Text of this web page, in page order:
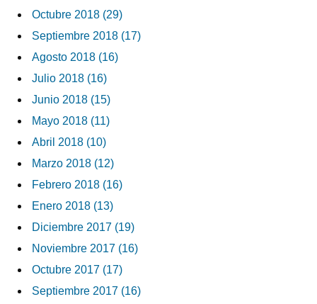
Octubre 2018 (29)
Septiembre 2018 (17)
Agosto 2018 (16)
Julio 2018 (16)
Junio 2018 (15)
Mayo 2018 (11)
Abril 2018 (10)
Marzo 2018 (12)
Febrero 2018 (16)
Enero 2018 (13)
Diciembre 2017 (19)
Noviembre 2017 (16)
Octubre 2017 (17)
Septiembre 2017 (16)